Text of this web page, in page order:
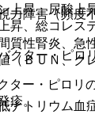
上昇、尿酸上
昇、総コレス
ター・ピロ
ー・ピロリ
疹。
障害（頻度
質性腎炎、急
（ＢＵＮ、ク
トリウム血